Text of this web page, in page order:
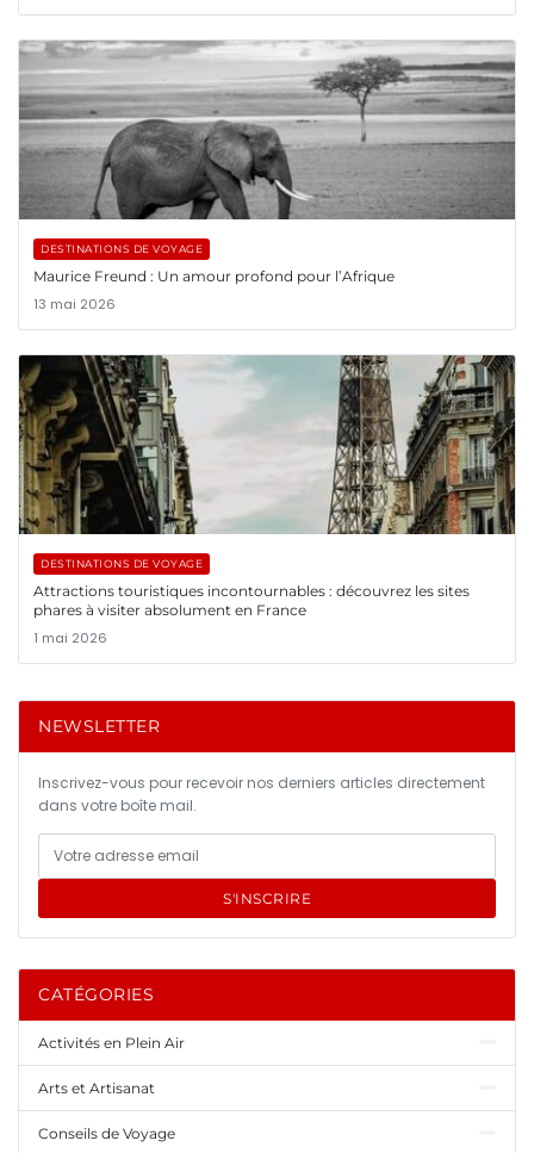
DESTINATIONS DE VOYAGE
Maurice Freund : Un amour profond pour l’Afrique
13 mai 2026
DESTINATIONS DE VOYAGE
Attractions touristiques incontournables : découvrez les sites
phares à visiter absolument en France
1 mai 2026
NEWSLETTER
Inscrivez-vous pour recevoir nos derniers articles directement
dans votre boîte mail.
S'INSCRIRE
CATÉGORIES
Activités en Plein Air
Arts et Artisanat
Conseils de Voyage